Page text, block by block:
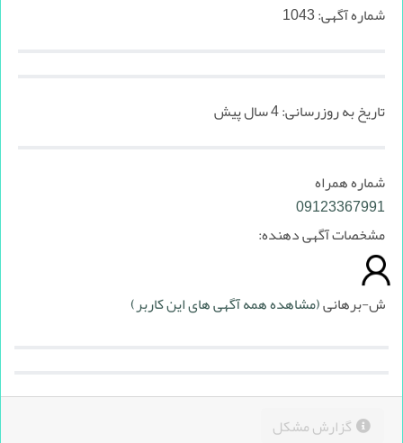
شماره آگهی:1043
تاریخ به روزرسانی:4 سال پیش
شماره همراه
09123367991
مشخصات آگهی دهنده:
ش-برهانی(مشاهده همه آگهی های این کاربر)
گزارش مشکل